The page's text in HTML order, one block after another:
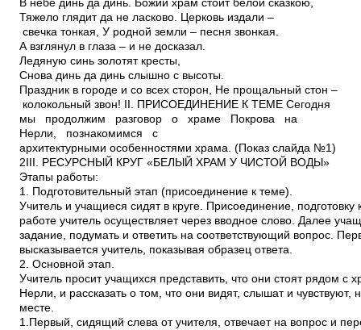
В небе динь да динь. Божий храм стоит белой сказкою,
Тяжело глядит да не ласково. Церковь издали –
свечка тонкая, У родной земли – песня звонкая.
А взглянул в глаза – и не досказал.
Ледяную синь золотят кресты,
Снова динь да динь слышно с высоты.
Праздник в городе и со всех сторон, Не прощальный стон –
колокольный звон! II. ПРИСОЕДИНЕНИЕ К ТЕМЕ Сегодня
мы продолжим разговор о храме Покрова на
Нерли, познакомимся с
архитектурными особенностями храма. (Показ слайда №1)
2III. РЕСУРСНЫЙ КРУГ «БЕЛЫЙ ХРАМ У ЧИСТОЙ ВОДЫ»
Этапы работы:
1. Подготовительный этап (присоединение к теме).
Учитель и учащиеся сидят в круге. Присоединение,
работе учитель осуществляет через вводное слово. Далее
задание, подумать и ответить на соответствующий вопрос.
высказывается учитель, показывая образец ответа.
2. Основной этап.
Учитель просит учащихся представить, что они стоят рядом с
Нерли, и рассказать о том, что они видят, слышат и чувствуют,
месте.
1.Первый, сидящий слева от учителя, отвечает на вопрос и